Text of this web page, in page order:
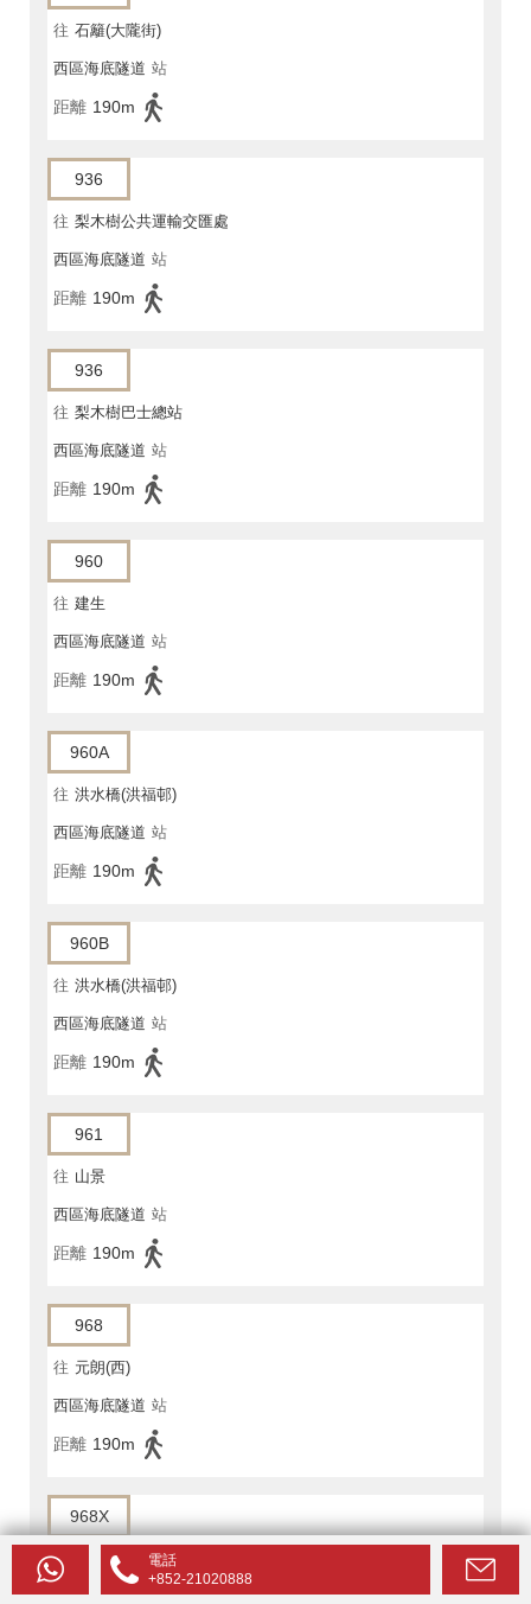
往 石籬(大隴街)
西區海底隧道 站
距離 190m
936
往 梨木樹公共運輸交匯處
西區海底隧道 站
距離 190m
936
往 梨木樹巴士總站
西區海底隧道 站
距離 190m
960
往 建生
西區海底隧道 站
距離 190m
960A
往 洪水橋(洪福邨)
西區海底隧道 站
距離 190m
960B
往 洪水橋(洪福邨)
西區海底隧道 站
距離 190m
961
往 山景
西區海底隧道 站
距離 190m
968
往 元朗(西)
西區海底隧道 站
距離 190m
968X
往 元朗(西)總站
西區海底隧道 站
電話
+852-21020888